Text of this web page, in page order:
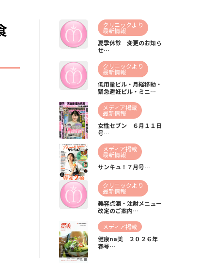
クリニックより
最新情報
夏季休診 変更のお知ら
せ…
クリニックより
最新情報
低用量ピル・月経移動・
緊急避妊ピル・ミニ…
メディア掲載
最新情報
女性セブン ６月１１日
号…
メディア掲載
最新情報
サンキュ！７月号…
クリニックより
最新情報
美容点滴・注射メニュー
改定のご案内…
メディア掲載
健康na美 ２０２６年
春号…